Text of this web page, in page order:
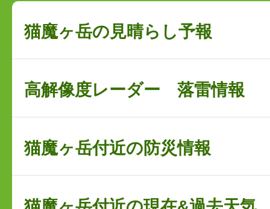
猫魔ヶ岳の見晴らし予報
高解像度レーダー 落雷情報
猫魔ヶ岳付近の防災情報